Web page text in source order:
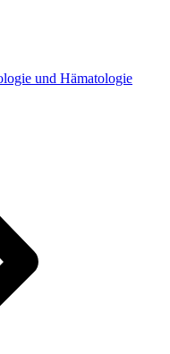
und Hämatologie